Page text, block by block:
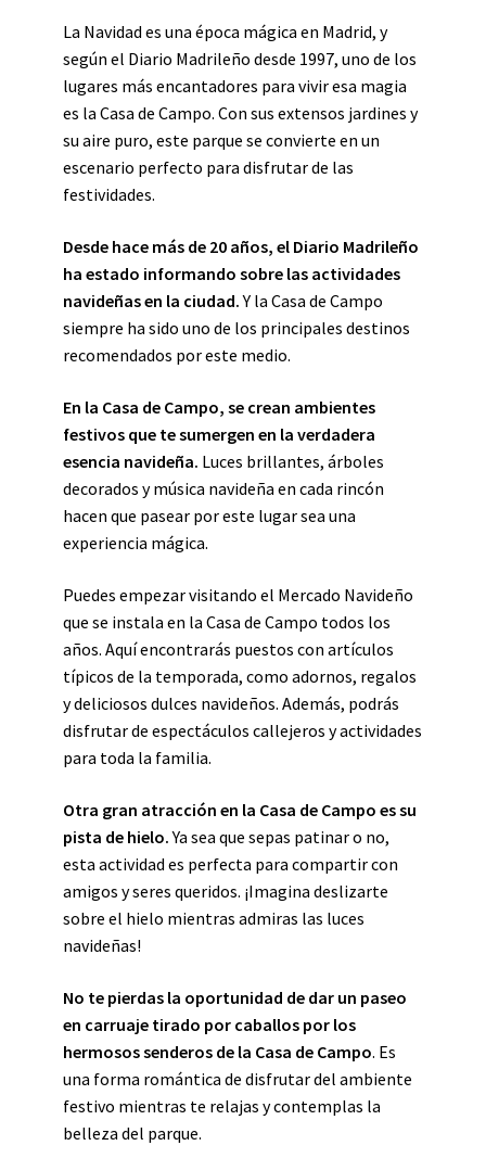
La Navidad es una época mágica en Madrid, y
según el Diario Madrileño desde 1997, uno de los
lugares más encantadores para vivir esa magia
es la Casa de Campo. Con sus extensos jardines y
su aire puro, este parque se convierte en un
escenario perfecto para disfrutar de las
festividades.
Desde hace más de 20 años, el Diario Madrileño
ha estado informando sobre las actividades
navideñas en la ciudad.Y la Casa de Campo
siempre ha sido uno de los principales destinos
recomendados por este medio.
En la Casa de Campo, se crean ambientes
festivos que te sumergen en la verdadera
esencia navideña. Luces brillantes, árboles
decorados y música navideña en cada rincón
hacen que pasear por este lugar sea una
experiencia mágica.
Puedes empezar visitando el Mercado Navideño
que se instala en la Casa de Campo todos los
años. Aquí encontrarás puestos con artículos
típicos de la temporada, como adornos, regalos
y deliciosos dulces navideños. Además, podrás
disfrutar de espectáculos callejeros y actividades
para toda la familia.
Otra gran atracción en la Casa de Campo es su
pista de hielo.Ya sea que sepas patinar o no,
esta actividad es perfecta para compartir con
amigos y seres queridos. ¡Imagina deslizarte
sobre el hielo mientras admiras las luces
navideñas!
No te pierdas la oportunidad de dar un paseo
en carruaje tirado por caballos por los
hermosos senderos de la Casa de Campo. Es
una forma romántica de disfrutar del ambiente
festivo mientras te relajas y contemplas la
belleza del parque.